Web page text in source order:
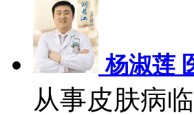
杨淑莲
从事皮肤病